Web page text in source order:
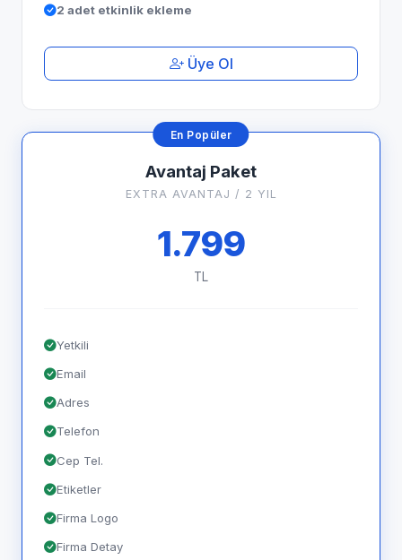
2 adet etkinlik ekleme
Üye Ol
En Popüler
Avantaj Paket
EXTRA AVANTAJ / 2 YIL
1.799
TL
Yetkili
Email
Adres
Telefon
Cep Tel.
Etiketler
Firma Logo
Firma Detay